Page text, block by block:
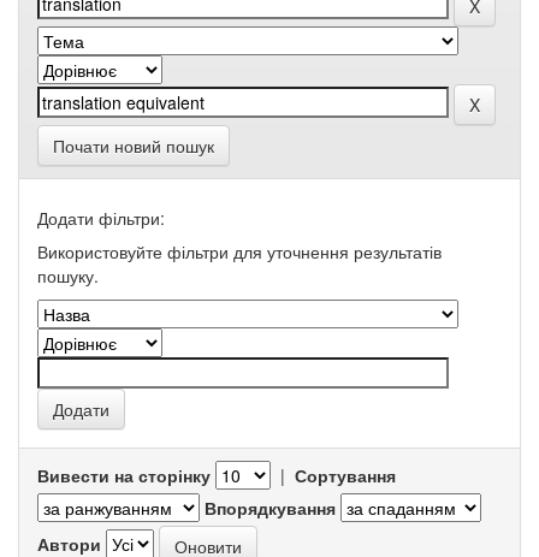
Почати новий пошук
Додати фільтри:
Використовуйте фільтри для уточнення результатів
пошуку.
Вивести на сторінку | Сортування
Впорядкування
Автори